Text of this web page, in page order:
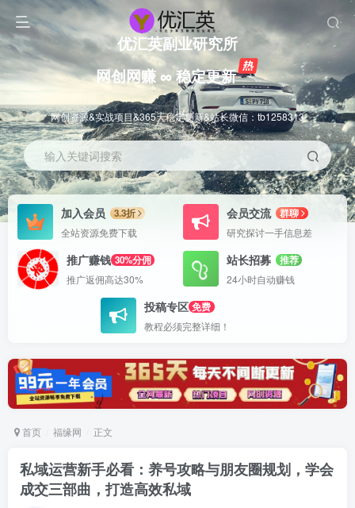
优汇英副业研究所
网创网赚 ∞ 稳定更新
网创资源&实战项目&365天稳定更新&站长微信：tb1258313
输入关键词搜索
加入会员
3.3折
全站资源免费下载
会员交流
群聊
研究探讨一手信息差
推广赚钱 30%分佣
推广返佣高达30%
站长招募
推荐
24小时自动赚钱
投稿专区 免费
教程必须完整详细！
首页 福缘网 正文
私域运营新手必看：养号攻略与朋友圈规划，学会
成交三部曲，打造高效私域